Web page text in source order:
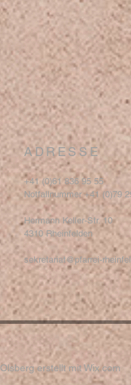
ADRESSE
+41 (0)61 836 95 55
Notfallnummer +41 (0)79
Hermann Keller-Str. 10
4310 Rheinfelden
sekretariat@pfarrei-
erstellt mitWix.com